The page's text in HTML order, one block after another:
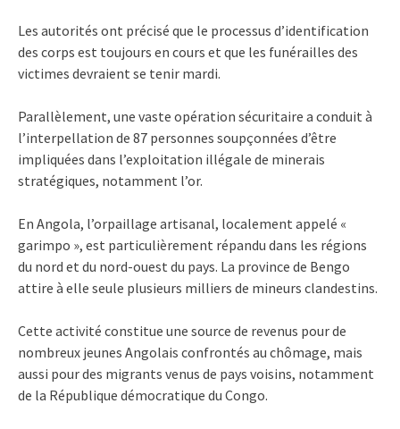
Les autorités ont précisé que le processus d’identification
des corps est toujours en cours et que les funérailles des
victimes devraient se tenir mardi.
Parallèlement, une vaste opération sécuritaire a conduit à
l’interpellation de 87 personnes soupçonnées d’être
impliquées dans l’exploitation illégale de minerais
stratégiques, notamment l’or.
En Angola, l’orpaillage artisanal, localement appelé «
garimpo », est particulièrement répandu dans les régions
du nord et du nord-ouest du pays. La province de Bengo
attire à elle seule plusieurs milliers de mineurs clandestins.
Cette activité constitue une source de revenus pour de
nombreux jeunes Angolais confrontés au chômage, mais
aussi pour des migrants venus de pays voisins, notamment
de la République démocratique du Congo.